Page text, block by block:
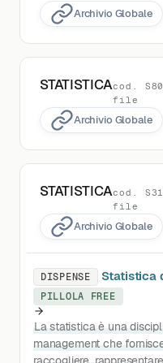
Archivio Globale
STATISTICAcod.
file
Archivio Globale
STATISTICAcod.
file
Archivio Globale
DISPENSE Statistica
PILLOLA FREE
La statistica è una
management che